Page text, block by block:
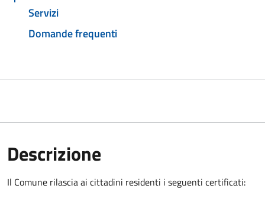
Servizi
Domande frequenti
Descrizione
Il Comune rilascia ai cittadini residenti i seguenti certificati: